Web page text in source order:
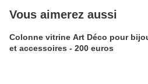
Vous aimerez aussi
Colonne vitrine Art Déco pour
et accessoires - 200 euros